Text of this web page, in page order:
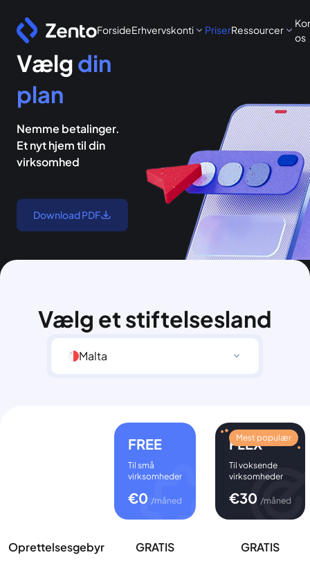
ForsideErhvervskonti PriserRessourcer
os
Vælgdin
plan
Nemme betalinger.
Et nyt hjem til din
virksomhed
Download PDF
Vælg et stiftelsesland
Malta
FREE
Til små
virksomheder
€0 /måned
FLEX
Mest populær
Til voksende
virksomheder
€30 /måned
Oprettelsesgebyr GRATIS GRATIS